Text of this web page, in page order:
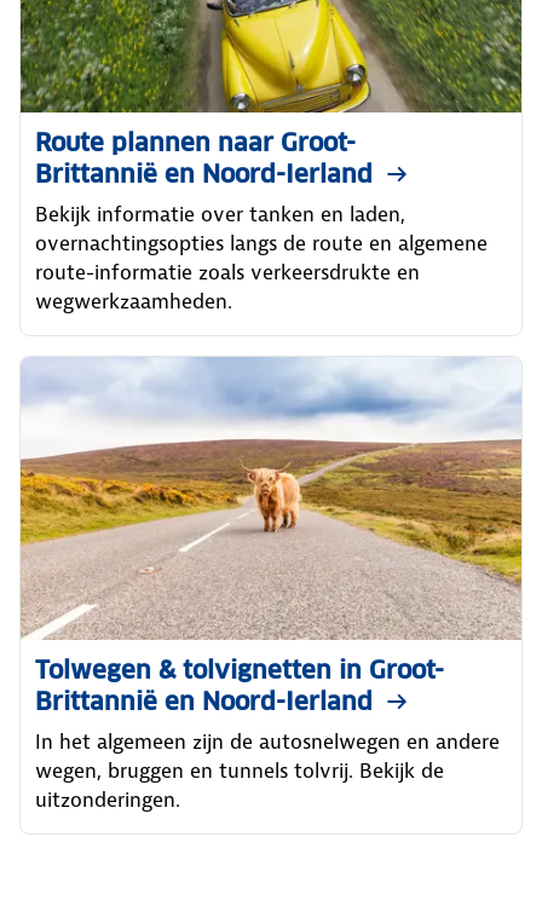
Route plannen naar Groot-
Brittannië en Noord-Ierland
Bekijk informatie over tanken en laden,
overnachtingsopties langs de route en algemene
route-informatie zoals verkeersdrukte en
wegwerkzaamheden.
Tolwegen & tolvignetten in Groot-
Brittannië en Noord-Ierland
In het algemeen zijn de autosnelwegen en andere
wegen, bruggen en tunnels tolvrij. Bekijk de
uitzonderingen.